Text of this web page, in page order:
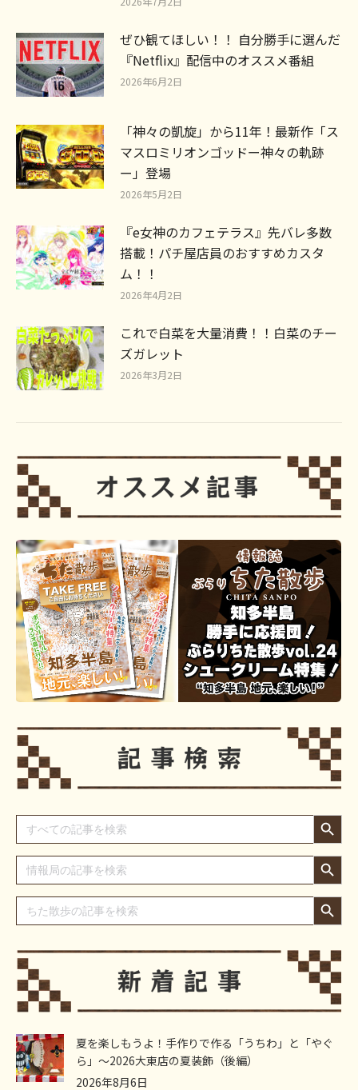
ぜひ観てほしい！！ 自分勝手に選んだ
『Netflix』配信中のオススメ番組
2026年6月2日
「神々の凱旋」から11年！最新作「ス
マスロミリオンゴッドー神々の軌跡
ー」登場
2026年5月2日
『e女神のカフェテラス』先バレ多数
搭載！パチ屋店員のおすすめカスタ
ム！！
2026年4月2日
これで白菜を大量消費！！白菜のチー
ズガレット
2026年3月2日
Search
for:
Search Button
Search
for:
Search Button
Search
for:
Search Button
夏を楽しもうよ！手作りで作る「うちわ」と「やぐ
ら」～2026大東店の夏装飾（後編）
2026年8月6日